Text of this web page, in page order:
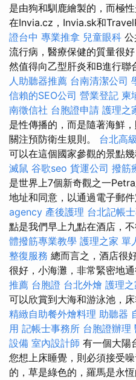
是由狗和馴鹿繪製的，而極
在Invia.cz，Invia.sk和
證台中 專業推拿 兒童眼科
流行病，醫療保健的質量很
然值得向乙型肝炎和B進行聯
人助聽器推薦 台南清潔公司
信賴的SEO公司 營業登記 柬
南徵信社 台胞證申請 護理之
是性傳播的，而是隨著海鮮
關注預防衛生規則。 台北高
可以在這個國家參觀的景點
滅鼠 谷歌seo 貨運公司 撥筋
是世界上7個新奇觀之一
地址和同意，以通過電子郵
agency 產後護理 台北記帳
點是我們早上九點在酒店，
體撥筋專業教學 護理之家 單
整復服務 總而言之，酒店很
很好，小海灘，非常緊密地通
推薦 台胞證 台北外燴 護理
可以欣賞到大海和游泳池，
精緻自助餐外燴料理 助聽器
用 記帳士事務所 台胞證辦理
設備 室內設計師 有一個大陽
您想上床睡覺，則必須接受
的，草是綠色的，羅馬是永